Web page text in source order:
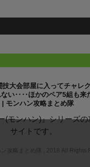
技大会部屋に入ってチャレ
ない‥‥ほかのペア5組も
| モンハン攻略まとめ隊
(モンハン)』シリーズ
サイトです。
攻略まとめ隊 , 2018 All Rights